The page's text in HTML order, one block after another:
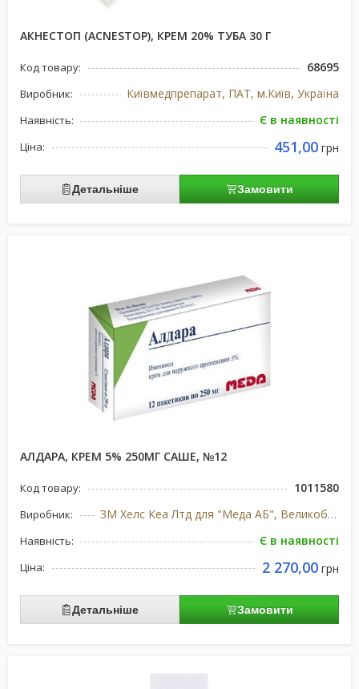
АКНЕСТОП (ACNESTOP), КРЕМ 20% ТУБА 30 Г
Код товару: 68695
Виробник: Київмедпрепарат, ПАТ, м.Київ, Україна
Наявність: Є в наявності
Ціна: 451,00 грн
Детальніше Замовити
АЛДАРА, КРЕМ 5% 250МГ САШЕ, №12
Код товару: 1011580
Виробник: ЗМ Хелс Кеа Лтд для "Меда АБ", Великобританія/Швец
Наявність: Є в наявності
Ціна: 2 270,00 грн
Детальніше Замовити